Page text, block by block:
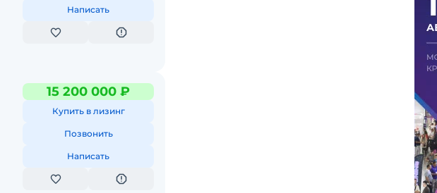
Написать
15 200 000 ₽
Купить в лизинг
Позвонить
Написать